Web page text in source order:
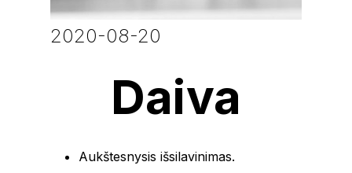
2020-08-20
Daiva
Aukštesnysis išsilavinimas.